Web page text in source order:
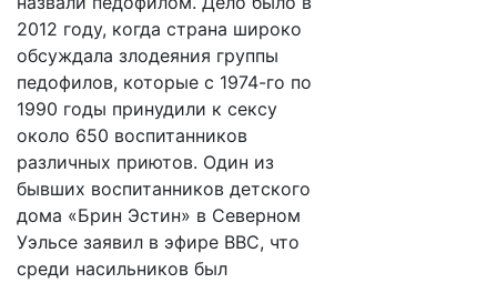
2012 году, когда страна широко
обсуждала злодеяния группы
педофилов, которые с 1974-го по
1990 годы принудили к сексу
около 650 воспитанников
различных приютов. Один из
бывших воспитанников детского
дома «Брин Эстин» в Северном
Уэльсе заявил в эфире BBC, что
среди насильников был